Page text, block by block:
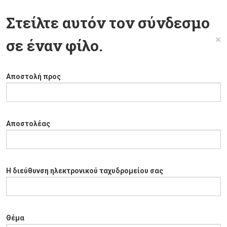
Στείλτε αυτόν τον σύνδεσμο
σε έναν φίλο.
×
Αποστολή προς
Αποστολέας
Η διεύθυνση ηλεκτρονικού ταχυδρομείου σας
Θέμα